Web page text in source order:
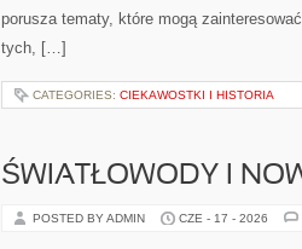
porusza tematy, które mogą
tych, […]
CATEGORIES: CIEKAWOSTKI I HISTORIA
ŚWIATŁOWODY I
POSTED BY ADMIN CZE - 17 - 2026